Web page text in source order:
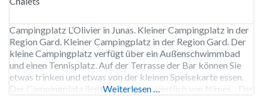
Campingplatz L’Olivier in Junas. Kleiner Campingplatz in der
Region Gard. Kleiner Campingplatz in der Region Gard. Der
kleine Campingplatz verfügt über ein Außenschwimmbad
und einen Tennisplatz. Auf der Terrasse der Bar können Sie
etwas trinken und etwas von der kleinen Speisekarte essen.
Der Campingplatz liegt 20 Minuten westlich von Nîmes. Der
Weiterlesen …